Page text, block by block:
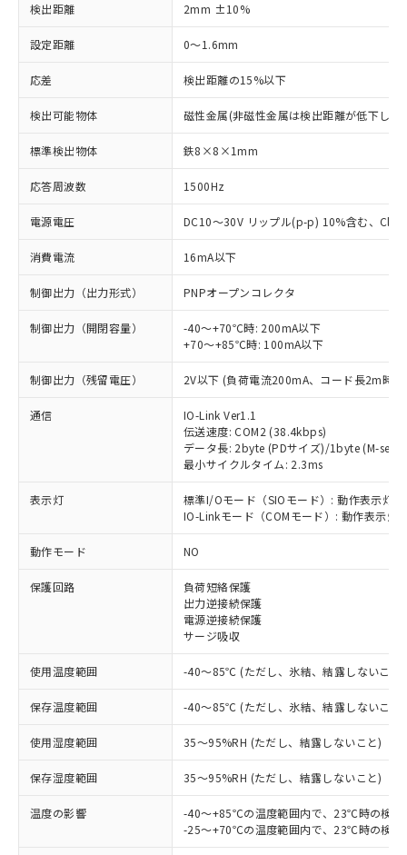
検出距離 2mm ±10%
設定距離 0～1.6mm
応差 検出距離の15%以下
検出可能物体 磁性金属(非磁性金属は検出距離が低下しま
標準検出物体 鉄8×8×1mm
応答周波数 1500Hz
電源電圧 DC10～30V リップル(p-p) 10%含む、
消費電流 16mA以下
制御出力（出力形式） PNPオープンコレクタ
制御出力（開閉容量）
-40～+70℃時: 200mA以下
+70～+85℃時: 100mA以下
制御出力（残留電圧） 2V以下 (負荷電流200mA、コード長2m時)
通信
IO-Link Ver1.1
伝送速度: COM2 (38.4kbps)
データ長: 2byte (PDサイズ)/1byte (M-
最小サイクルタイム: 2.3ms
表示灯
標準I/Oモード（SIOモード）: 動作表示灯(
IO-Linkモード（COMモード）: 動作表示
動作モード NO
保護回路
負荷短絡保護
出力逆接続保護
電源逆接続保護
サージ吸収
使用温度範囲 -40～85℃ (ただし、氷結、結露しないこと)
保存温度範囲 -40～85℃ (ただし、氷結、結露しないこと)
使用湿度範囲 35～95%RH (ただし、結露しないこと)
保存湿度範囲 35～95%RH (ただし、結露しないこと)
温度の影響
-40～+85℃の温度範囲内で、23℃時の検
-25～+70℃の温度範囲内で、23℃時の検
ご利用条件
以下の条件をお読みいただき、同意のうえ
ご利用ください。
本サービスは、当社制御機器事業取扱
商品の当社在庫状況および標準価格
(税抜)を提供させていただくもので
当社制御機器事業取扱商品の中には、
本サービスの対象外となる商品もある
対応済み：EU RoHS指令（10物質）の
非含有に対応した製品が提供可能な商品で
対応予定：EU RoHS指令（10物質）の非含
有に対応した製品に切り替える予定のある
商品です。
対応予定なし：EU RoHS指令（10物質）の
非含有に非対応の商品で、対応品を出す予
定はありません。
調査・確認中：EU RoHS指令（10物質）の
非含有の対応状況を調査中または確認中の
商品です。
非該当品：ライセンス料など無形物で、有
害物質有無と関係のない商品です。
仕入先様の事情により、非含有部品として
※1 中国RoHS○×表
「○」：最大均質材料含有率が中国RoHSの
基準値以下であることを示します。
「×」：最大均質材料含有率が中国RoHSの